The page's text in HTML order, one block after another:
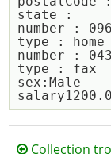
state :
number :
type : home
number :
type : fax
sex:Male
Collection